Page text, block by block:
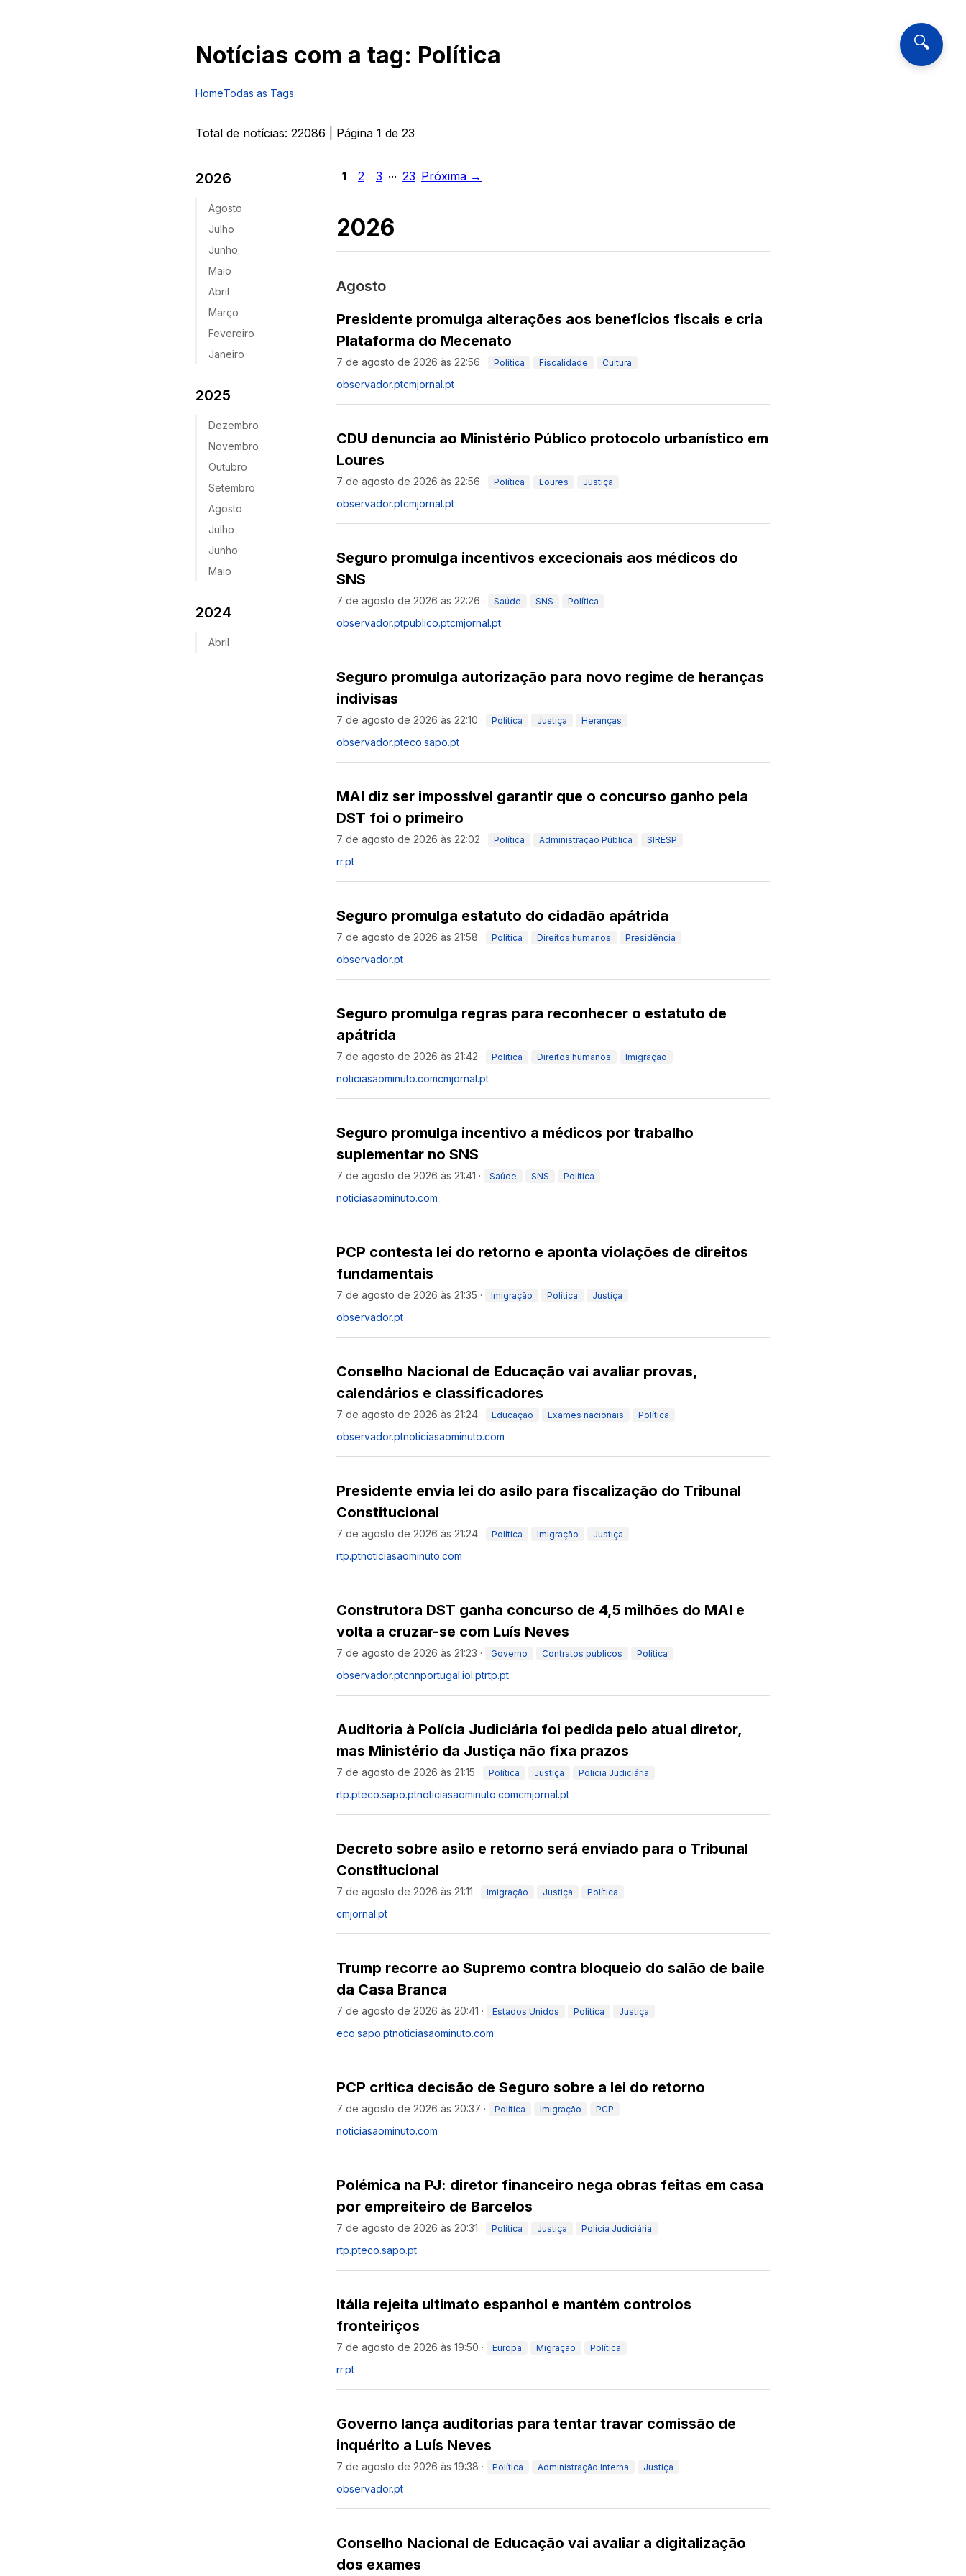
🔍
Notícias com a tag: Política
HomeTodas as Tags
Total de notícias: 22086 | Página 1 de 23
2026
Agosto
Julho
Junho
Maio
Abril
Março
Fevereiro
Janeiro
2025
Dezembro
Novembro
Outubro
Setembro
Agosto
Julho
Junho
Maio
2024
Abril
1 2 3 ... 23 Próxima →
2026
Agosto
Presidente promulga alterações aos benefícios fiscais e cria
Plataforma do Mecenato
7 de agosto de 2026 às 22:56 · Política Fiscalidade Cultura
observador.ptcmjornal.pt
CDU denuncia ao Ministério Público protocolo urbanístico em
Loures
7 de agosto de 2026 às 22:56 · Política Loures Justiça
observador.ptcmjornal.pt
Seguro promulga incentivos excecionais aos médicos do
SNS
7 de agosto de 2026 às 22:26 · Saúde SNS Política
observador.ptpublico.ptcmjornal.pt
Seguro promulga autorização para novo regime de heranças
indivisas
7 de agosto de 2026 às 22:10 · Política Justiça Heranças
observador.pteco.sapo.pt
MAI diz ser impossível garantir que o concurso ganho pela
DST foi o primeiro
7 de agosto de 2026 às 22:02 · Política Administração Pública SIRESP
rr.pt
Seguro promulga estatuto do cidadão apátrida
7 de agosto de 2026 às 21:58 · Política Direitos humanos Presidência
observador.pt
Seguro promulga regras para reconhecer o estatuto de
apátrida
7 de agosto de 2026 às 21:42 · Política Direitos humanos Imigração
noticiasaominuto.comcmjornal.pt
Seguro promulga incentivo a médicos por trabalho
suplementar no SNS
7 de agosto de 2026 às 21:41 · Saúde SNS Política
noticiasaominuto.com
PCP contesta lei do retorno e aponta violações de direitos
fundamentais
7 de agosto de 2026 às 21:35 · Imigração Política Justiça
observador.pt
Conselho Nacional de Educação vai avaliar provas,
calendários e classificadores
7 de agosto de 2026 às 21:24 · Educação Exames nacionais Política
observador.ptnoticiasaominuto.com
Presidente envia lei do asilo para fiscalização do Tribunal
Constitucional
7 de agosto de 2026 às 21:24 · Política Imigração Justiça
rtp.ptnoticiasaominuto.com
Construtora DST ganha concurso de 4,5 milhões do MAI e
volta a cruzar-se com Luís Neves
7 de agosto de 2026 às 21:23 · Governo Contratos públicos Política
observador.ptcnnportugal.iol.ptrtp.pt
Auditoria à Polícia Judiciária foi pedida pelo atual diretor,
mas Ministério da Justiça não fixa prazos
7 de agosto de 2026 às 21:15 · Política Justiça Polícia Judiciária
rtp.pteco.sapo.ptnoticiasaominuto.comcmjornal.pt
Decreto sobre asilo e retorno será enviado para o Tribunal
Constitucional
7 de agosto de 2026 às 21:11 · Imigração Justiça Política
cmjornal.pt
Trump recorre ao Supremo contra bloqueio do salão de baile
da Casa Branca
7 de agosto de 2026 às 20:41 · Estados Unidos Política Justiça
eco.sapo.ptnoticiasaominuto.com
PCP critica decisão de Seguro sobre a lei do retorno
7 de agosto de 2026 às 20:37 · Política Imigração PCP
noticiasaominuto.com
Polémica na PJ: diretor financeiro nega obras feitas em casa
por empreiteiro de Barcelos
7 de agosto de 2026 às 20:31 · Política Justiça Polícia Judiciária
rtp.pteco.sapo.pt
Itália rejeita ultimato espanhol e mantém controlos
fronteiriços
7 de agosto de 2026 às 19:50 · Europa Migração Política
rr.pt
Governo lança auditorias para tentar travar comissão de
inquérito a Luís Neves
7 de agosto de 2026 às 19:38 · Política Administração Interna Justiça
observador.pt
Conselho Nacional de Educação vai avaliar a digitalização
dos exames